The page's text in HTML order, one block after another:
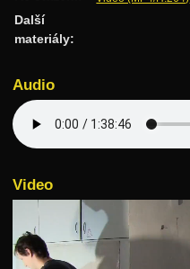
Další
materiály:
Audio
Video
Halda a cesty
Treapy
Algoritmy
Hledání v textu
Geometrie
Grafy